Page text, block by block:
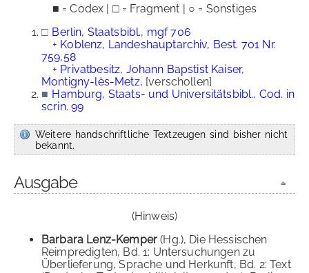
■ = Codex | □ = Fragment | ○ = Sonstiges
□ Berlin, Staatsbibl., mgf 706
+ Koblenz, Landeshauptarchiv, Best. 701 Nr.
759,58
+ Privatbesitz, Johann Bapstist Kaiser,
Montigny-lès-Metz, [verschollen]
■ Hamburg, Staats- und Universitätsbibl., Cod. in
scrin. 99
Weitere handschriftliche Textzeugen sind bisher nicht
bekannt.
Ausgabe
(Hinweis)
Barbara Lenz-Kemper(Hg.), Die Hessischen
Reimpredigten, Bd. 1: Untersuchungen zu
Überlieferung, Sprache und Herkunft, Bd. 2: Text